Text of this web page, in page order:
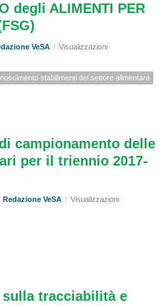
degli ALIMENTI PER
VeSA / Visualizzazioni
stabilimenti del settore alimentare
campionamento delle
per il triennio 2017-
Redazione VeSA / Visualizzazioni
tracciabilità e